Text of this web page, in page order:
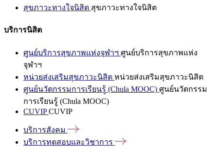
สุขภาวะทางใจนิสิต สุขภาวะทางใจนิสิต
บริการนิสิต
ศูนย์บริการสุขภาพแห่งจุฬาฯ ศูนย์บริการสุขภาพแห่ง
จุฬาฯ
หน่วยส่งเสริมสุขภาวะนิสิต หน่วยส่งเสริมสุขภาวะนิสิต
ศูนย์นวัตกรรมการเรียนรู้ (Chula MOOC) ศูนย์นวัตกรรม
การเรียนรู้ (Chula MOOC)
CUVIPCUVIP
บริการสังคม
บริการทดสอบและวิชาการ